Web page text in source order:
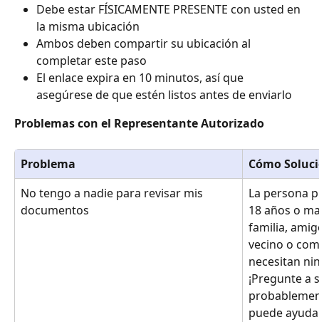
Debe estar FÍSICAMENTE PRESENTE con usted en
la misma ubicación
Ambos deben compartir su ubicación al
completar este paso
El enlace expira en 10 minutos, así que
asegúrese de que estén listos antes de enviarlo
Problemas con el Representante Autorizado
Problema
Cómo
No tengo a nadie para revisar mis
documentos
La persona
18 años o
familia,
vecino o
necesitan
¡Pregunte a
puede